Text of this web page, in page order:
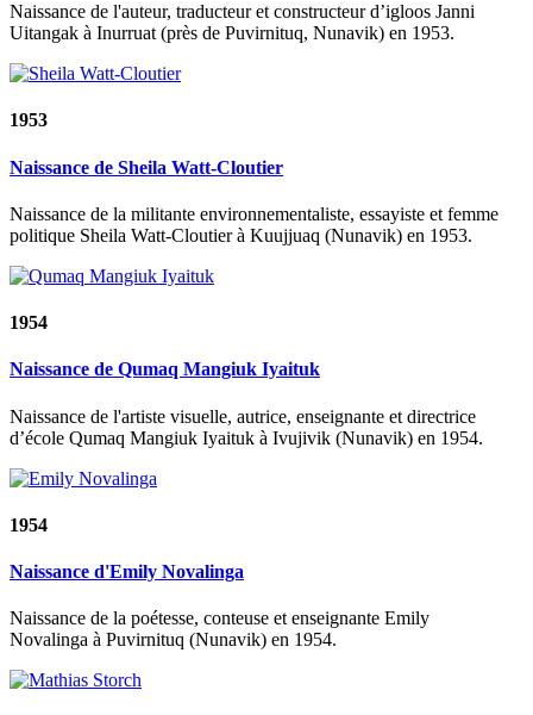
Naissance de l'auteur, traducteur et constructeur d’igloos Janni
Uitangak à Inurruat (près de Puvirnituq, Nunavik) en 1953.
1953
Naissance de Sheila Watt-Cloutier
Naissance de la militante environnementaliste, essayiste et femme
politique Sheila Watt-Cloutier à Kuujjuaq (Nunavik) en 1953.
1954
Naissance de Qumaq Mangiuk Iyaituk
Naissance de l'artiste visuelle, autrice, enseignante et directrice
d’école Qumaq Mangiuk Iyaituk à Ivujivik (Nunavik) en 1954.
1954
Naissance d'Emily Novalinga
Naissance de la poétesse, conteuse et enseignante Emily
Novalinga à Puvirnituq (Nunavik) en 1954.